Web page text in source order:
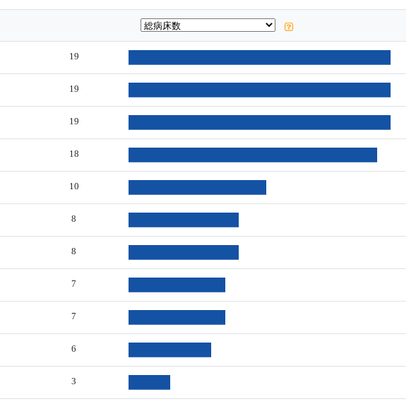
19
19
19
18
10
8
8
7
7
6
3